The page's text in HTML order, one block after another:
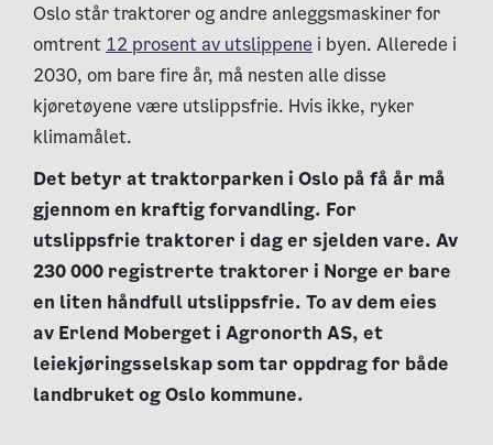
Oslo står traktorer og andre anleggsmaskiner for
omtrent 12 prosent av utslippene i byen. Allerede i
2030, om bare fire år, må nesten alle disse
kjøretøyene være utslippsfrie. Hvis ikke, ryker
klimamålet.
Det betyr at traktorparken i Oslo på få år må
gjennom en kraftig forvandling. For
utslippsfrie traktorer i dag er sjelden vare. Av
230 000 registrerte traktorer i Norge er bare
en liten håndfull utslippsfrie. To av dem eies
av Erlend Moberget i Agronorth AS, et
leiekjøringsselskap som tar oppdrag for både
landbruket og Oslo kommune.